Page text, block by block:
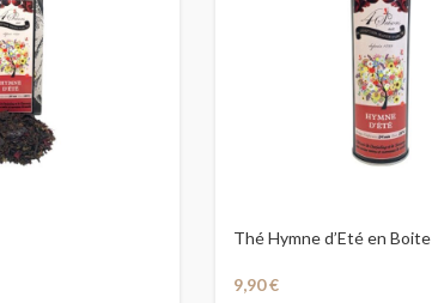
Thé Hymne d’Eté en Boite
9,90€